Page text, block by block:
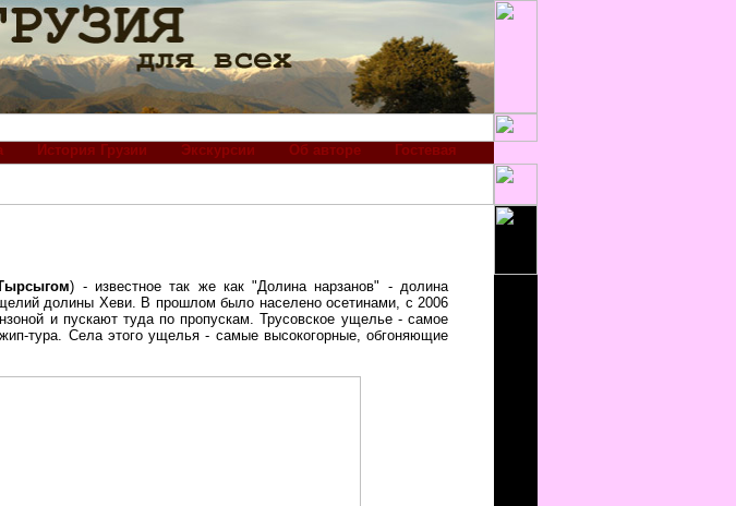
История Грузии Экскурсии Об авторе Гостевая
) - известное так же как "Долина нарзанов" - долина
долины Хеви. В прошлом было населено осетинами, с 2006
и пускают туда по пропускам. Трусовское ущелье - самое
тура. Села этого ущелья - самые высокогорные, обгоняющие